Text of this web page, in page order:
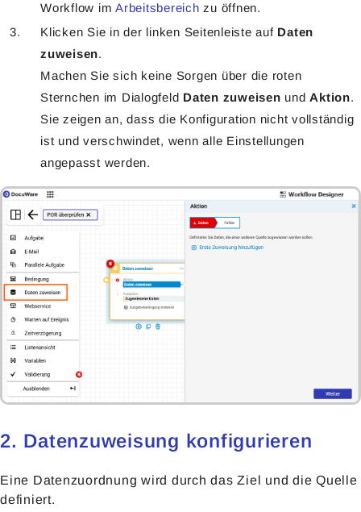
Workflow im Arbeitsbereich zu öffnen.
Klicken Sie in der linken Seitenleiste auf Daten
zuweisen.
Machen Sie sich keine Sorgen über die roten
Sternchen im Dialogfeld Daten zuweisen und Aktion.
Sie zeigen an, dass die Konfiguration nicht vollständig
ist und verschwindet, wenn alle Einstellungen
angepasst werden.
2. Datenzuweisung konfigurieren
Eine Datenzuordnung wird durch das Ziel und die Quelle
definiert.